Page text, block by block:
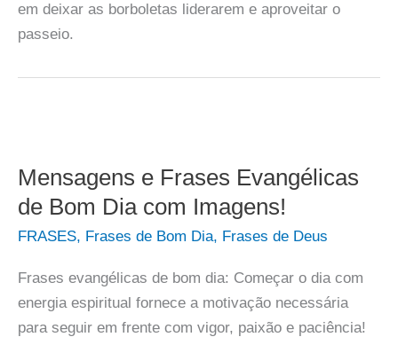
em deixar as borboletas liderarem e aproveitar o
passeio.
Mensagens e Frases Evangélicas
de Bom Dia com Imagens!
FRASES, Frases de Bom Dia, Frases de Deus
Frases evangélicas de bom dia: Começar o dia com
energia espiritual fornece a motivação necessária
para seguir em frente com vigor, paixão e paciência!